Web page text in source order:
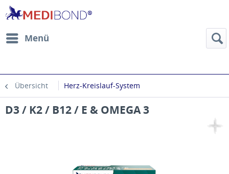
Menü
Übersicht Herz-Kreislauf-System
D3 / K2 / B12 / E & OMEGA 3